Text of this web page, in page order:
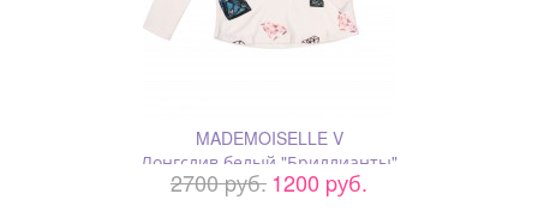
MADEMOISELLE V
Лонгслив белый "Бриллианты"
2700 pуб.1200 pуб.